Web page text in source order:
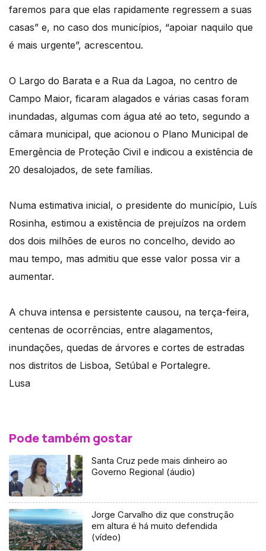
faremos para que elas rapidamente regressem a suas
casas” e, no caso dos municípios, “apoiar naquilo que
é mais urgente”, acrescentou.
O Largo do Barata e a Rua da Lagoa, no centro de
Campo Maior, ficaram alagados e várias casas foram
inundadas, algumas com água até ao teto, segundo a
câmara municipal, que acionou o Plano Municipal de
Emergência de Proteção Civil e indicou a existência de
20 desalojados, de sete famílias.
Numa estimativa inicial, o presidente do município, Luís
Rosinha, estimou a existência de prejuízos na ordem
dos dois milhões de euros no concelho, devido ao
mau tempo, mas admitiu que esse valor possa vir a
aumentar.
A chuva intensa e persistente causou, na terça-feira,
centenas de ocorrências, entre alagamentos,
inundações, quedas de árvores e cortes de estradas
nos distritos de Lisboa, Setúbal e Portalegre.
Lusa
Pode também gostar
Santa Cruz pede mais dinheiro ao
Governo Regional (áudio)
Jorge Carvalho diz que construção
em altura é há muito defendida
(vídeo)